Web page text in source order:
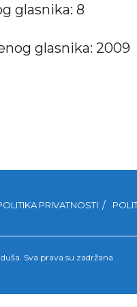
glasnika: 8
glasnika: 2009
PRIVATNOSTI
Sva prava su zadržana